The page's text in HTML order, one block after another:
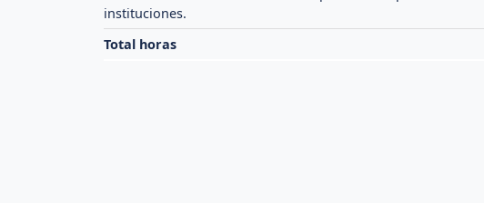
instituciones.
Total horas